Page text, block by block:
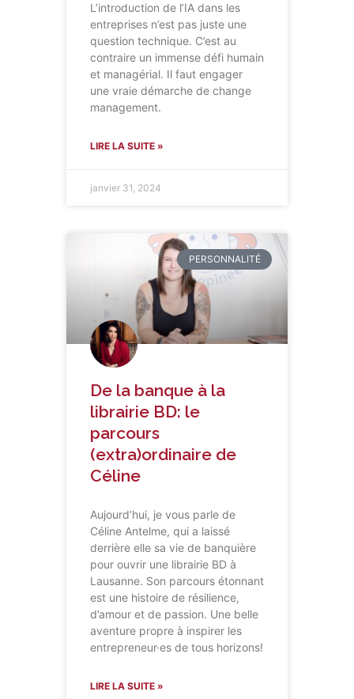
L’introduction de l’IA dans les
entreprises n’est pas juste une
question technique. C’est au
contraire un immense défi humain
et managérial. Il faut engager
une vraie démarche de change
management.
LIRE LA SUITE »
janvier 31, 2024
PERSONNALITÉ
De la banque à la
librairie BD: le
parcours
(extra)ordinaire de
Céline
Aujourd’hui, je vous parle de
Céline Antelme, qui a laissé
derrière elle sa vie de banquière
pour ouvrir une librairie BD à
Lausanne. Son parcours étonnant
est une histoire de résilience,
d’amour et de passion. Une belle
aventure propre à inspirer les
entrepreneur·es de tous horizons!
LIRE LA SUITE »